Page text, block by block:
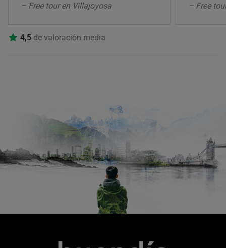
– Free tour en Villajoyosa
– Free
4,5 de valoración media